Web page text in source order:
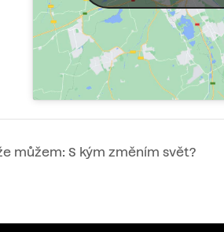
můžem: S kým změním svět?